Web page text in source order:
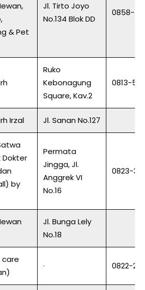
& Pet
Jl. Tirto Joyo
No.134 Blok DD
0858-
Ruko
Kebonagung
Square, Kav.2
0813-
Irzal Jl. Sanan No.127
Dokter
by
Permata
Jingga, Jl.
Anggrek VI
No.16
0823-
Jl. Bunga Lely
No.18
· 0822-